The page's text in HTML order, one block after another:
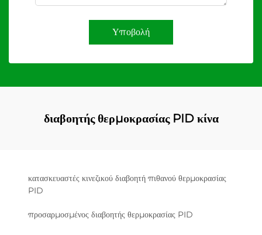
Υποβολή
διαβοητής θερμοκρασίας PID κίνα
κατασκευαστές κινεζικού διαβοητή πιθανού θερμοκρασίας
PID
προσαρμοσμένος διαβοητής θερμοκρασίας PID